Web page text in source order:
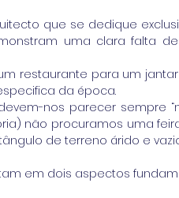
que se dedique
uma clara falta
restaurante para um jantar
da época.
nos parecer sempre
não procuramos uma
de terreno árido e
em dois aspectos